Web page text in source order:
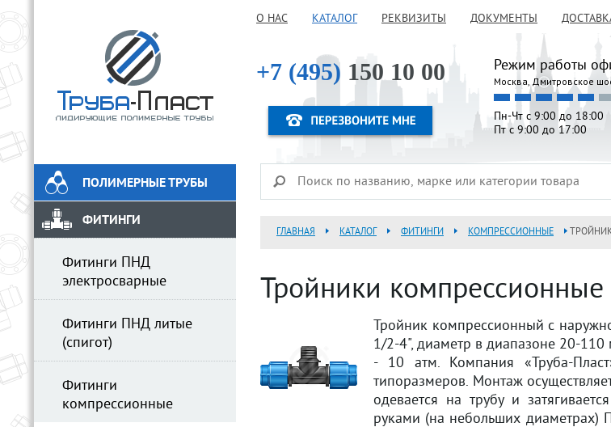
О НАС КАТАЛОГ РЕКВИЗИТЫ ДОКУМЕНТЫ
+7 (495) 150 10 00 Режим работы
Москва, Дмитровское
Пн-Чт с 9:00 до 18:00
Пт с 9:00 до 17:00
ГЛАВНАЯ КАТАЛОГ ФИТИНГИ КОМПРЕССИОННЫЕ
Тройники
Тройник компрессионный с
1/2-4", диаметр в диапазоне 20-
- 10 атм. Компания «Труба-
типоразмеров. Монтаж
одевается на трубу и
руками (на небольших диаметрах)
ПОЛИМЕРНЫЕ ТРУБЫ
ФИТИНГИ
Фитинги ПНД
электросварные
Фитинги ПНД литые
(спигот)
Фитинги
компрессионные